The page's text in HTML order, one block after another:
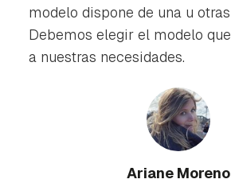
modelo dispone de una u
Debemos elegir el modelo
a nuestras necesidades.
Ariane Moreno